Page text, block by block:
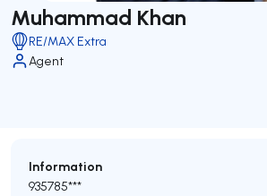
Muhammad Khan
RE/MAX Extra
Agent
Information
935785***